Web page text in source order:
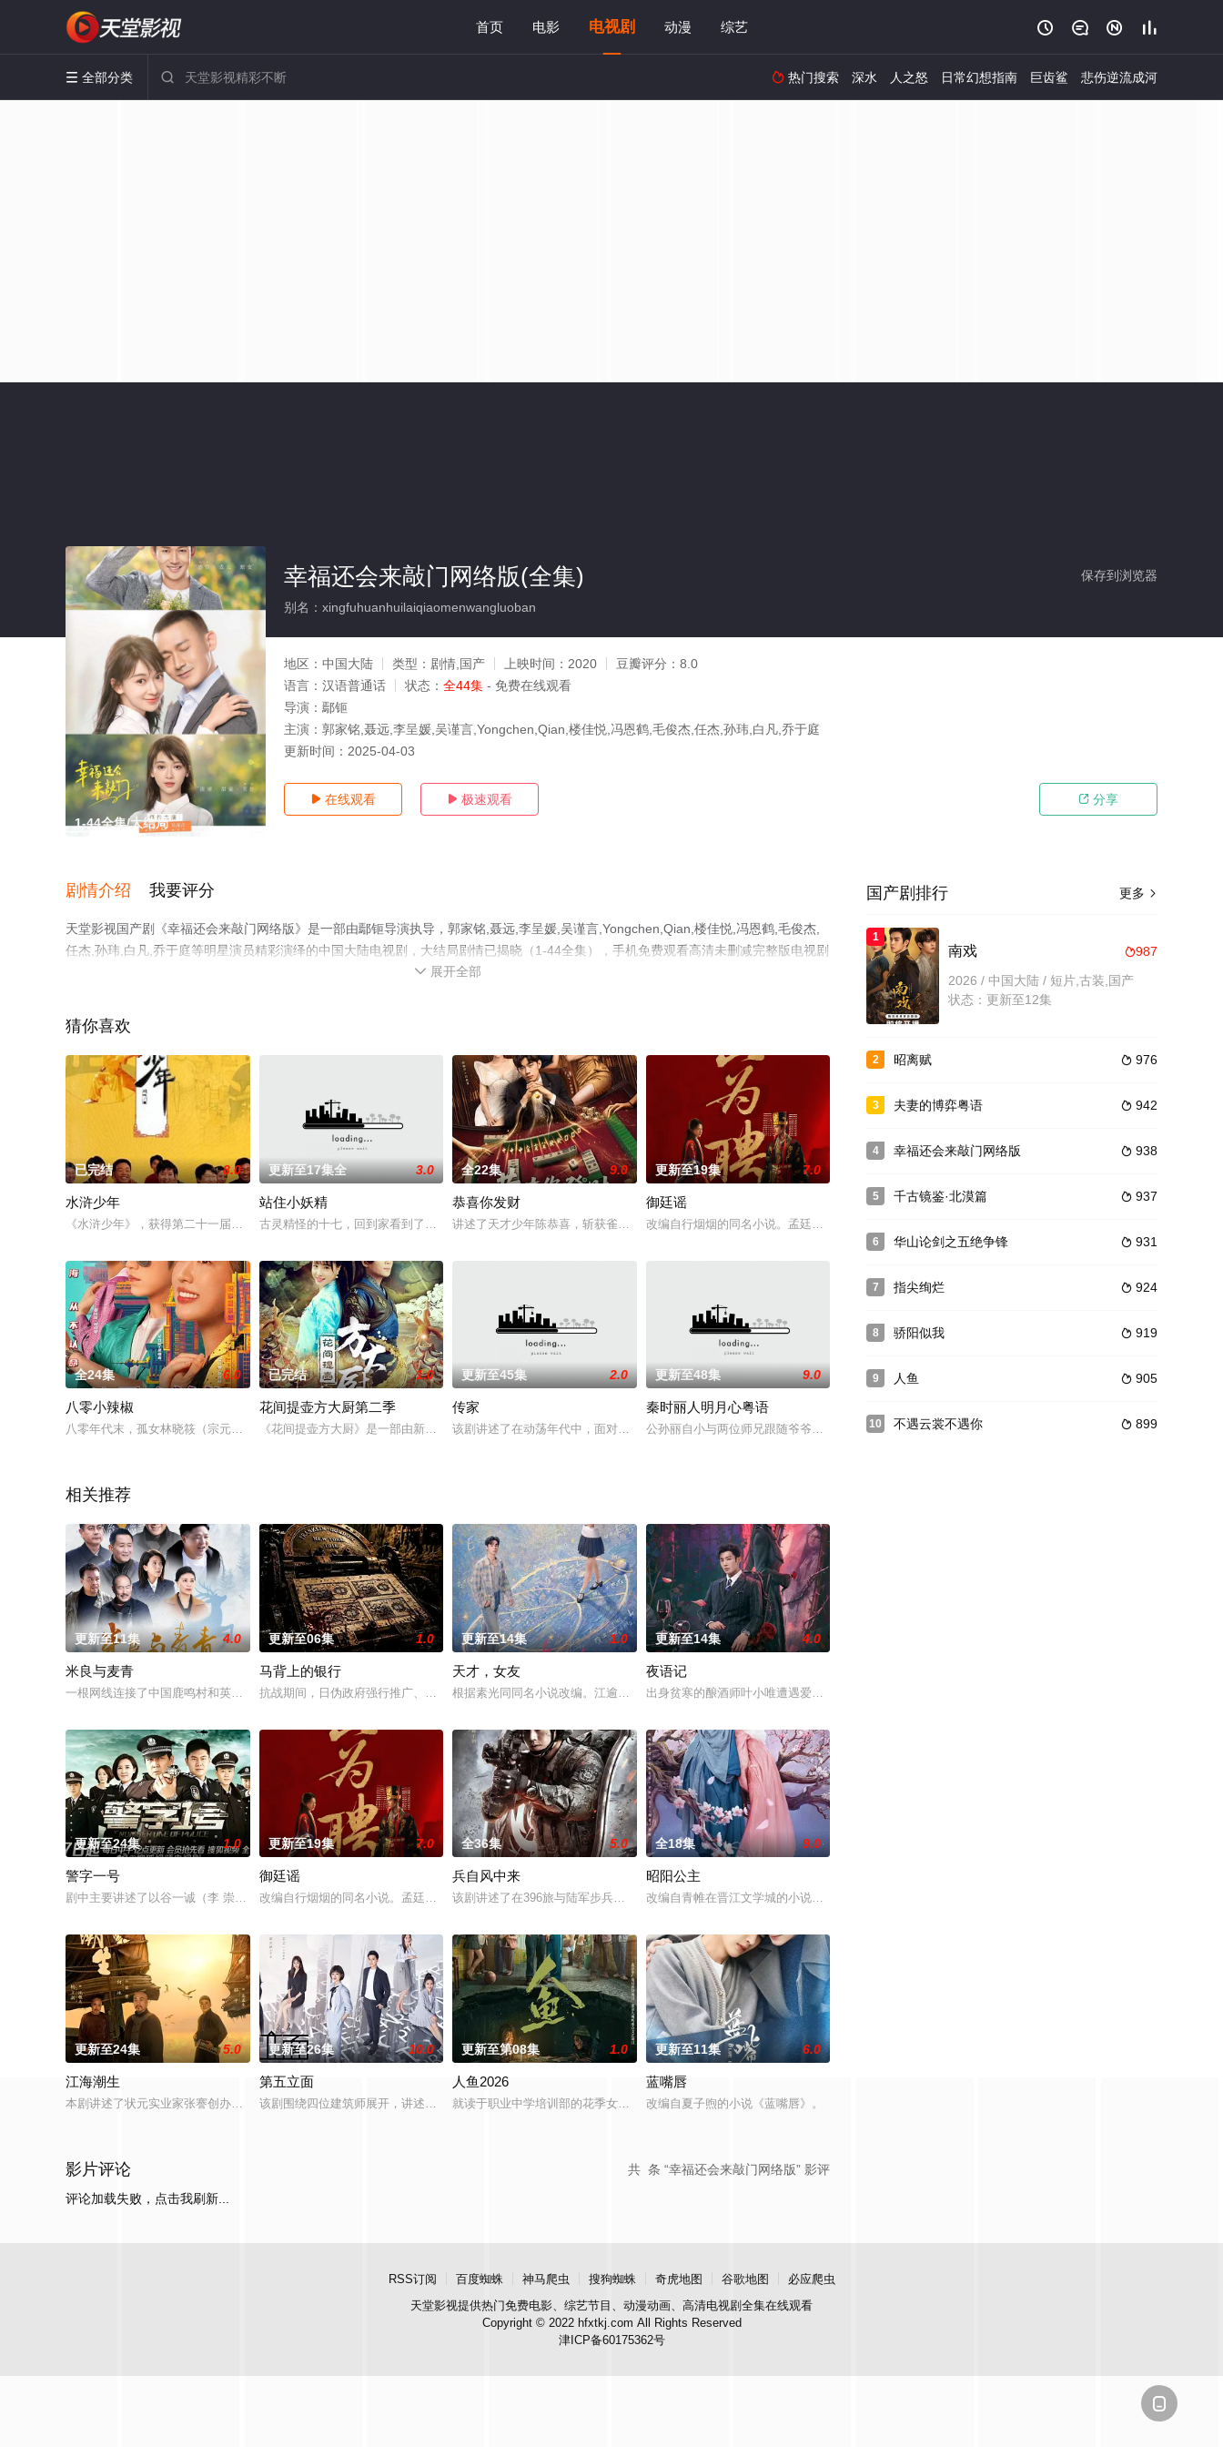
首页 电影 电视剧 动漫 综艺    
 全部分类   热门搜索 深水 人之怒 日常幻想指南 巨齿鲨 悲伤逆流成河
1-44全集/大结局
保存到浏览器
幸福还会来敲门网络版(全集)
别名：xingfuhuanhuilaiqiaomenwangluoban
地区： 中国大陆 类型： 剧情,国产 上映时间： 2020 豆瓣评分： 8.0
语言： 汉语普通话 状态： 全44集 - 免费在线观看
导演： 鄢钷
主演： 郭家铭,聂远,李呈媛,吴谨言,Yongchen,Qian,楼佳悦,冯恩鹤,毛俊杰,任杰,孙玮,白凡,乔于庭
更新时间： 2025-04-03
 在线观看  极速观看  分享
剧情介绍 我要评分
天堂影视国产剧《幸福还会来敲门网络版》是一部由鄢钷导演执导，郭家铭,聂远,李呈媛,吴谨言,Yongchen,Qian,楼佳悦,冯恩鹤,毛俊杰,
任杰,孙玮,白凡,乔于庭等明星演员精彩演绎的中国大陆电视剧，大结局剧情已揭晓（1-44全集），手机免费观看高清未删减完整版电视剧
全集就上天堂电影网，热播电视剧提前免费观看，更多剧情信息可移步至豆瓣电视剧、电视猫或剧情网等平台了解。
 展开全部
猜你喜欢
已完结 8.0
水浒少年
《水浒少年》，获得第二十一届中国电视“飞天奖”长篇少儿电视连续剧一等奖。作者刘玮，中国作家协会会员，山东电影电视剧制作中心编剧。剧中的小演员都
更新至17集全 3.0
站住小妖精
古灵精怪的十七，回到家看到了一群陌生人，二话不说十七拔腿就跑，正好与乔木相遇，乔木是鼎诺集团董事长，被乔木给救下，且女方出轨的绿帽事件。实际这
全22集 9.0
恭喜你发财
讲述了天才少年陈恭喜，斩获雀神后封牌归隐，三年后因两大集团在商会麻将比赛上的争夺，各路人马纷纷来请他出山……由此引发的一系列跌宕
更新至19集 7.0
御廷谣
改编自行烟烟的同名小说。孟廷辉，大平王朝有史以来个以女子进士科三元及第入翰林院的奇女子。十年前的
全24集 6.0
八零小辣椒
八零年代末，孤女林晓筱（宗元圆饰）被姑姑逼婚换彩礼，绝境时奋力反抗改写自己的命运。她勇闯羊城，从当饭店服务员嗅到商机榨出第一桶金，再踏足服装界
已完结 1.0
花间提壶方大厨第二季
《花间提壶方大厨》是一部由新圣堂影业出品的网络剧，该剧改编自耳雅的同名小说，该片于2016年1月18日在北京举行了新片发布会，是一部轻松活泼的
更新至45集 2.0
传家
该剧讲述了在动荡年代中，面对家族变故与山河破裂，易家三姐妹历经成长与抉择，齐心携手传家守家，并诠释出小家大爱及浓烈家国情怀的精彩
更新至48集 9.0
秦时丽人明月心粤语
公孙丽自小与两位师兄跟随爷爷习武，偶遇少年嬴政遭人欺负将其救下，嬴政对这位妙龄少女念念不忘。战国
相关推荐
更新至11集 4.0
米良与麦青
一根网线连接了中国鹿鸣村和英国牛津，麦香通过视频向米良宣告：婚不结了。鹿鸣村开了锅，村民大骂麦香是叛徒。麦香是婚前体检查出不孕症，从此走上虐心
更新至06集 1.0
马背上的银行
抗战期间，日伪政府强行推广、使用由“中国准备银行”发行的伪钞货币。根据党中央指示，高景波、徐邵梁、孙希光和黄鹰等人开始筹备建立冀南银行，手艺人
更新至14集 1.0
天才，女友
根据素光同同名小说改编。江逾白长大以后，林知夏忽然对他说：“江逾白，我喜欢你，哲学和生物学意义上的喜欢。”那个夜晚，他脸颊微热，还听
更新至14集 4.0
夜语记
出身贫寒的酿酒师叶小唯遭遇爱人程桉、恩师林晚媚的双重背叛。她从恨意中涅槃重生，借私生女桑落的身份
更新至24集 1.0
警字一号
剧中主要讲述了以谷一诚（李 崇霄饰演）为代表的冀北市公安刑警用自己 的超凡的智慧与过人的勇气，屡破奇案、勇 擒元凶的故事，展现了人民警察的赤胆
更新至19集 7.0
御廷谣
改编自行烟烟的同名小说。孟廷辉，大平王朝有史以来个以女子进士科三元及第入翰林院的奇女子。十年前的她被他从死人堆里救出来，蓬头垢面口齿不清。十年
全36集 5.0
兵自风中来
该剧讲述了在396旅与陆军步兵学院联合举办的小型军事演习中，郭子剑因不满演习流于形式，假传指令要求真打实抗，虽引发哗然，却获赏识调任
全18集 9.0
昭阳公主
改编自青帷在晋江文学城的小说《平阳公主》。
更新至24集 5.0
江海潮生
本剧讲述了状元实业家张謇创办大生企业，实业报国的故事。甲午战争后，国家蒙羞，张謇虽高中状元，却渴望寻求强国之路。他毅然弃政从商，殚精竭虑，创办
更新至26集 10.0
第五立面
该剧围绕四位建筑师展开，讲述了他们在中意合作项目中面对专业挑战与境外竞争，通过创新实践实现本土设计理念突破的故事。
更新至第08集 1.0
人鱼2026
就读于职业中学培训部的花季女生苏琳（黄杨钿甜 饰），虽自小被父母忽视，在艰苦环境中长大，但她始终刻苦学习，憧憬未来。为此，苏琳苦练
更新至11集 6.0
蓝嘴唇
改编自夏子煦的小说《蓝嘴唇》。
共 条 “幸福还会来敲门网络版” 影评
影片评论
评论加载失败，点击我刷新...
更多 
国产剧排行
1
987
南戏
2026 / 中国大陆 / 短片,古装,国产
状态：更新至12集
2  976
昭离赋
3  942
夫妻的博弈粤语
4  938
幸福还会来敲门网络版
5  937
千古镜鉴·北漠篇
6  931
华山论剑之五绝争锋
7  924
指尖绚烂
8  919
骄阳似我
9  905
人鱼
10  899
不遇云裳不遇你

RSS订阅 百度蜘蛛 神马爬虫 搜狗蜘蛛 奇虎地图 谷歌地图
必应爬虫
天堂影视提供热门免费电影、综艺节目、动漫动画、高清电视剧全集在线观看
Copyright © 2022 hfxtkj.com All Rights Reserved
津ICP备60175362号